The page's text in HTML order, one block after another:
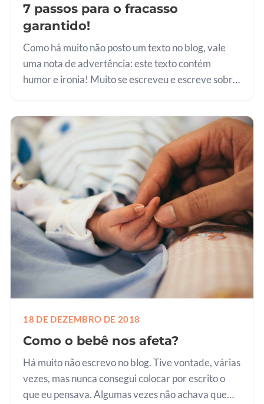
7 passos para o fracasso
garantido!
Como há muito não posto um texto no blog, vale
uma nota de advertência: este texto contém
humor e ironia! Muito se escreveu e escreve sobre
18 DE DEZEMBRO DE 2018
Como o bebê nos afeta?
Há muito não escrevo no blog. Tive vontade, várias
vezes, mas nunca consegui colocar por escrito o
que eu pensava. Algumas vezes não achava que